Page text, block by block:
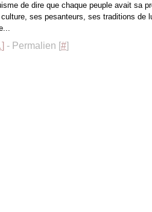
de dire que chaque peuple avait sa
ses pesanteurs, ses traditions de
] - Permalien [#]